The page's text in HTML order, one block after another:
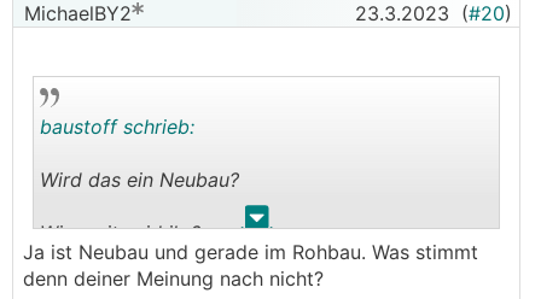
MichaelBY2 23.3.2023 (#20)
. .
baustoff schrieb:
Wird das ein Neubau?
Wie weit seid ihr?
Da passt so einiges nicht. Ist das von einem Profi
Ja ist Neubau und gerade im Rohbau. Was stimmt
denn deiner Meinung nach nicht?